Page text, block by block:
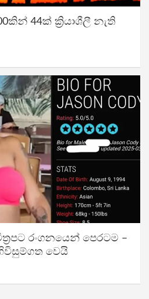
44ක් ක්‍රියාශීලී නැති
රංගනයෙන් පෙරටම –
වෙයි